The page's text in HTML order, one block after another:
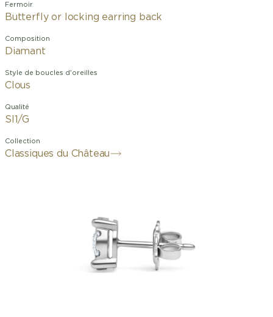
Fermoir
Butterfly or locking earring back
Composition
Diamant
Style de boucles d'oreilles
Clous
Qualité
SI1/G
Collection
Classiques du Château